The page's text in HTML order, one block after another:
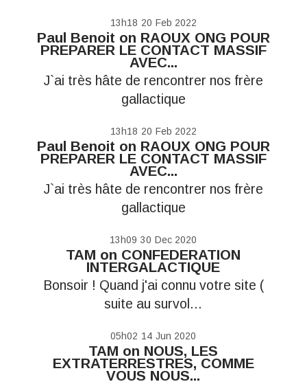
13h18 20 Feb 2022
Paul Benoit on RAOUX ONG POUR
PREPARER LE CONTACT MASSIF
AVEC...
J`ai très hâte de rencontrer nos frère
gallactique
13h18 20 Feb 2022
Paul Benoit on RAOUX ONG POUR
PREPARER LE CONTACT MASSIF
AVEC...
J`ai très hâte de rencontrer nos frère
gallactique
13h09 30 Dec 2020
TAM on CONFEDERATION
INTERGALACTIQUE
Bonsoir ! Quand j'ai connu votre site (
suite au survol...
05h02 14 Jun 2020
TAM on NOUS, LES
EXTRATERRESTRES, COMME
VOUS NOUS...